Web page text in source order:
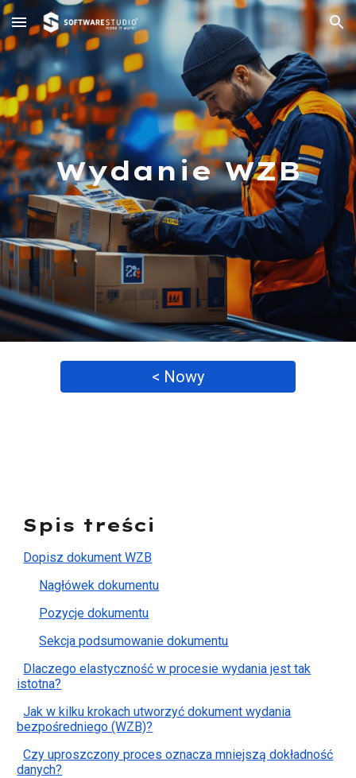
Skip to main content Skip to navigation
Wydanie WZB
< Nowy
Spis treści
Dopisz dokument WZB
Nagłówek dokumentu
Pozycje dokumentu
Sekcja podsumowanie dokumentu
Dlaczego elastyczność w procesie wydania jest tak
istotna?
Jak w kilku krokach utworzyć dokument wydania
bezpośredniego (WZB)?
Czy uproszczony proces oznacza mniejszą dokładność
danych?